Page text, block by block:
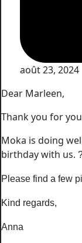
août 23, 2024
Dear Marleen,
Thank you for
Moka is doing
birthday with us.
Please find a few
Kind regards,
Anna